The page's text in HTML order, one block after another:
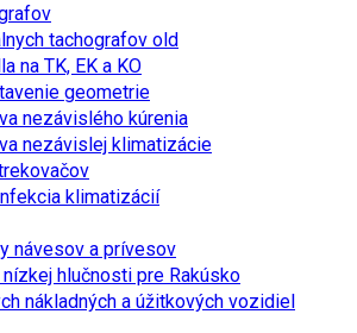
tachografov old
na TK, EK a KO
geometrie
nezávislého kúrenia
nezávislej klimatizácie
klimatizácií
návesov a prívesov
nízkej hlučnosti pre Rakúsko
nákladných a úžitkových vozidiel